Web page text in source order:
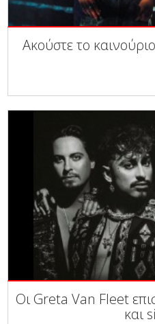
Ακούστε το
Οι Greta Van Fleet
και